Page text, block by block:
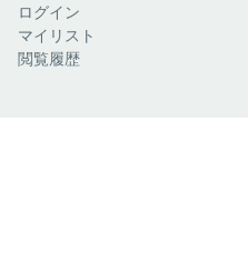
ログイン
マイリスト
閲覧履歴